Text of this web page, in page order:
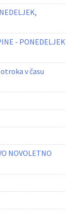
- PONEDELJEK
v času
NOVOLETNO